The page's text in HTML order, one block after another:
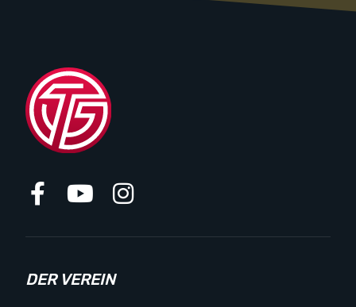
DER VEREIN